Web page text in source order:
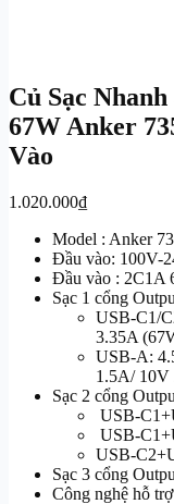
Củ Sạc
67W Anker
Vào
1.020.000₫
Model : Anker
Đầu vào: 100V-
Đầu vào : 2C1A
Sạc 1 cổng
USB-C1/
3.35A
USB-A:
1.5A/ 10V
Sạc 2 cổng
USB-
USB-
USB-
Sạc 3 cổng
Công nghệ hỗ